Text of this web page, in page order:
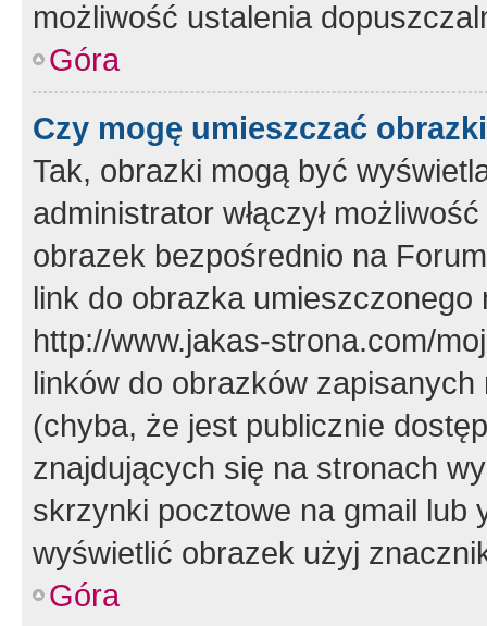
możliwość ustalenia
Góra
Czy mogę umieszczać
Tak, obrazki mogą być
administrator włączył
obrazek bezpośrednio na
link do obrazka
http://www.jakas-strona.com/
linków do obrazków
(chyba, że jest publicznie
znajdujących się na stronach
skrzynki pocztowe na gmail lub
wyświetlić obrazek użyj
Góra